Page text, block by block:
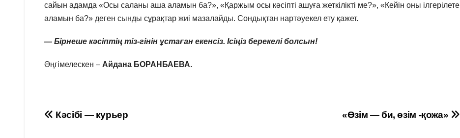
сайын адамда «Осы саланы аша аламын ба?», «Қаржым осы кәсіпті ашуға жеткілікті ме?», «Кейін оны ілгерілете
аламын ба?» деген сынды сұрақтар жиі мазалайды. Сондықтан нартәуекел ету қажет.
— Бірнеше кәсіптің тіз-гінін ұстаған екенсіз. Ісіңіз берекелі болсын!
Әңгімелескен – Айдана БОРАНБАЕВА.
Навигация
«Өзім — би, өзім -қожа»
Кәсібі — курьер